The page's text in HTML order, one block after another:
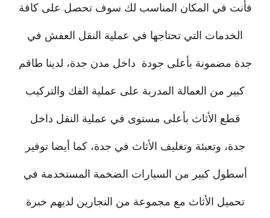
فأنت في المكان المناسب لك سوف تحصل على كافة
الخدمات التي تحتاجها في عملية النقل العفش في
جدة مضمونة بأعلى جودة داخل مدن جدة، لدينا طاقم
كبير من العمالة المدربة على عملية الفك والتركيب
قطع الأثاث بأعلى مستوى في عملية النقل داخل
جدة، وتعبئة وتغليف الأثاث في جدة، كما أيضا توفير
أسطول كبير من السيارات الضخمة المستخدمة في
تحميل الأثاث مع مجموعة من النجارين لديهم خبرة